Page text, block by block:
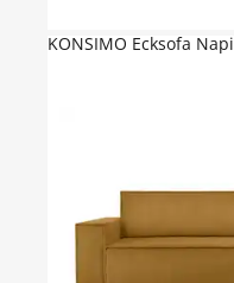
KONSIMO Ecksofa Napi